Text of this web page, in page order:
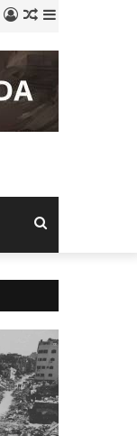
Random
Article
Log
In
for